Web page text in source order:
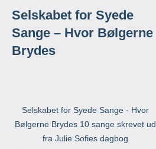
Selskabet for Syede
Sange – Hvor Bølgerne
Brydes
Selskabet for Syede Sange - Hvor
Bølgerne Brydes 10 sange skrevet ud
fra Julie Sofies dagbog